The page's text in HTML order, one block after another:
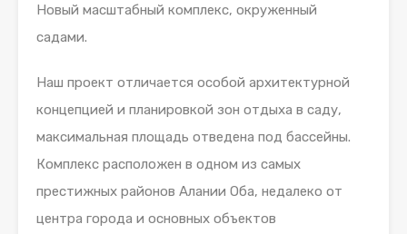
Новый масштабный комплекс, окруженный
садами.
Наш проект отличается особой архитектурной
концепцией и планировкой зон отдыха в саду,
максимальная площадь отведена под бассейны.
Комплекс расположен в одном из самых
престижных районов Алании Оба, недалеко от
центра города и основных объектов